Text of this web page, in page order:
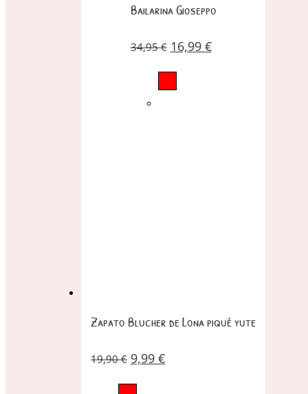
Bailarina Gioseppo
34,95€ 16,99 €
Zapato Blucher de Lona piqué yute
19,90€ 9,99 €